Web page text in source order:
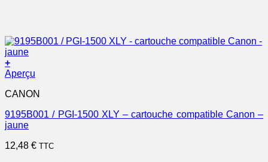
+
Aperçu
CANON
9195B001 / PGI-1500 XLY – cartouche compatible Canon –
jaune
12,48 € TTC